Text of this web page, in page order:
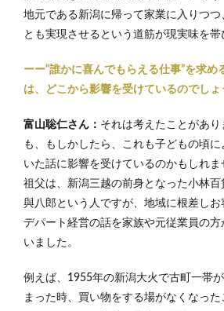
地元である新潟に帰って家業に入りつつ
とも実現させるという道筋が現実味を帯
ーー“誰かに喜んでもらえる仕事”を求め
は、どこから影響を受けているのでしょ
富山聡仁さん： それは考えたことがあ
も、もしかしたら、これも子どもの頃
いた話に影響を受けているのかもしれま
祖父は、新潟三越の前身となった小林
與八郎という人ですが、地域に根差し
デパート経営の話を家族や元従業員の
いました。
例えば、1955年の新潟大火で古町一帯
まった時、買い物をする場がなくなっ